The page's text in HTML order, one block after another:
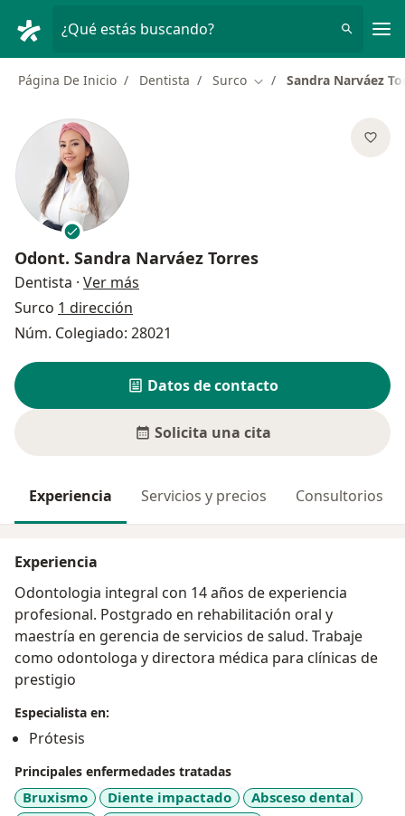
¿Qué estás buscando?
Página De Inicio Dentista Surco Cambiar de ciudad
Sandra Narváez
Odont. Sandra Narváez Torres
Dentista · Ver más
Surco 1 dirección
Núm. Colegiado: 28021
Datos de contacto
Solicita una cita
Experiencia Servicios y precios Consultorios
Experiencia
Odontologia integral con 14 años de experiencia
profesional. Postgrado en rehabilitación oral y
maestría en gerencia de servicios de salud. Trabaje
como odontologa y directora médica para clínicas de
prestigio
Especialista en:
Prótesis
Principales enfermedades tratadas
Bruxismo Diente impactado
Absceso dental